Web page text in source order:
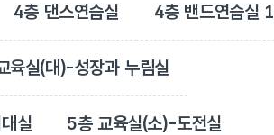
4층 댄스연습실 4층 밴드연습실 1
육실(대)-성장과 누림실
실 5층 교육실(소)-도전실